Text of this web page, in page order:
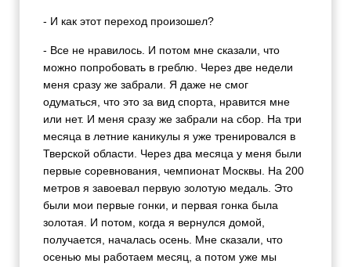
- И как этот переход произошел?
- Все не нравилось. И потом мне сказали, что
можно попробовать в греблю. Через две недели
меня сразу же забрали. Я даже не смог
одуматься, что это за вид спорта, нравится мне
или нет. И меня сразу же забрали на сбор. На три
месяца в летние каникулы я уже тренировался в
Тверской области. Через два месяца у меня были
первые соревнования, чемпионат Москвы. На 200
метров я завоевал первую золотую медаль. Это
были мои первые гонки, и первая гонка была
золотая. И потом, когда я вернулся домой,
получается, началась осень. Мне сказали, что
осенью мы работаем месяц, а потом уже мы